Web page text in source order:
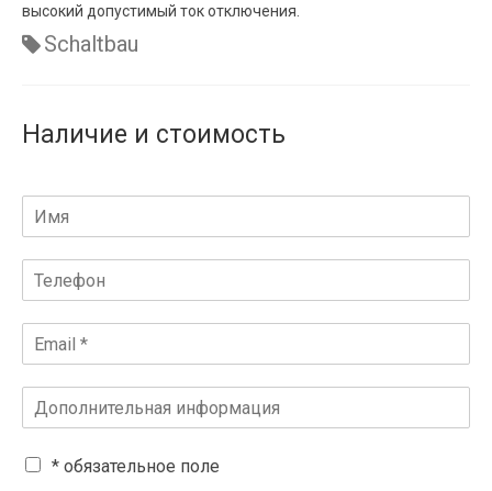
высокий допустимый ток отключения.
Schaltbau
Наличие и стоимость
* обязательное поле